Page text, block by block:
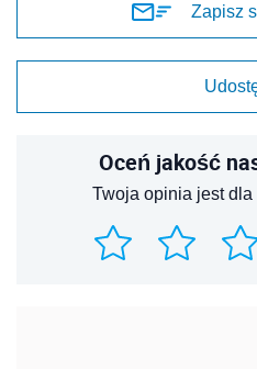
Zapisz
Oceń jakość
Twoja opinia jest